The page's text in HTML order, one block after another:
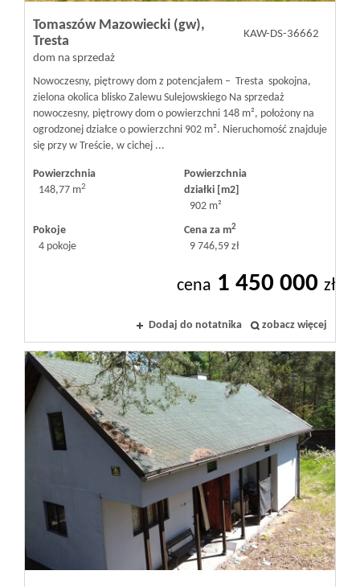
Tomaszów Mazowiecki (gw),
Tresta
dom na sprzedaż
KAW-DS-36662
Nowoczesny, piętrowy dom z potencjałem – Tresta spokojna,
zielona okolica blisko Zalewu Sulejowskiego Na sprzedaż
nowoczesny, piętrowy dom o powierzchni 148 m², położony na
ogrodzonej działce o powierzchni 902 m². Nieruchomość znajduje
się przy w Treście, w cichej ...
Powierzchnia
148,77 m2
Powierzchnia
działki [m2]
902 m²
Pokoje
4 pokoje
Cena za m2
9 746,59 zł
cena 1 450 000 zł
Dodaj do notatnika zobacz więcej